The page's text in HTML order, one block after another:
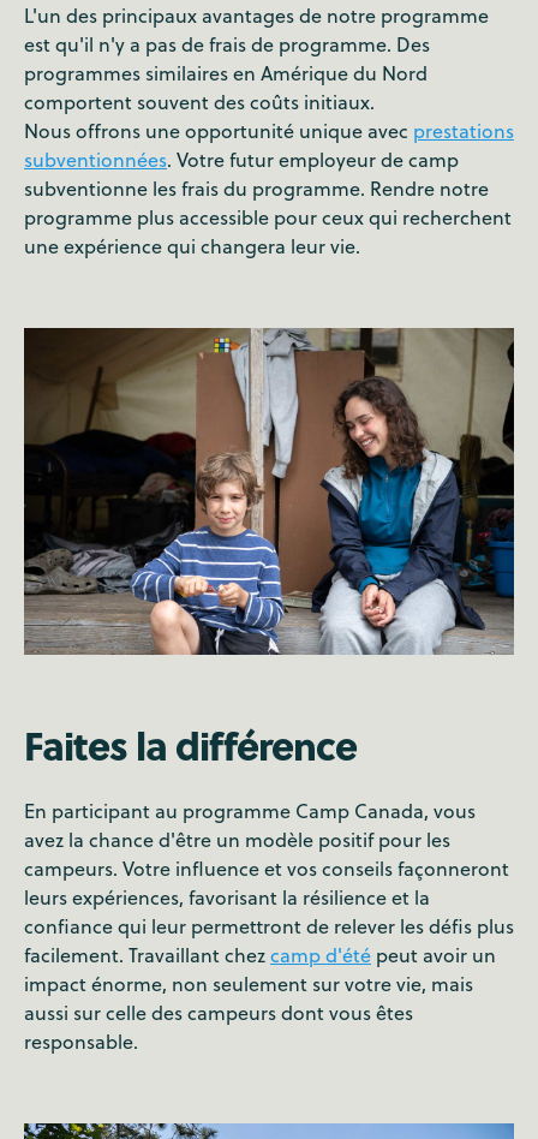
L'un des principaux avantages de notre programme
est qu'il n'y a pas de frais de programme. Des
programmes similaires en Amérique du Nord
comportent souvent des coûts initiaux.
Nous offrons une opportunité unique avec prestations
subventionnées. Votre futur employeur de camp
subventionne les frais du programme. Rendre notre
programme plus accessible pour ceux qui recherchent
une expérience qui changera leur vie.
Faites la différence
En participant au programme Camp Canada, vous
avez la chance d'être un modèle positif pour les
campeurs. Votre influence et vos conseils façonneront
leurs expériences, favorisant la résilience et la
confiance qui leur permettront de relever les défis plus
facilement. Travaillant chezcamp d'été peut avoir un
impact énorme, non seulement sur votre vie, mais
aussi sur celle des campeurs dont vous êtes
responsable.